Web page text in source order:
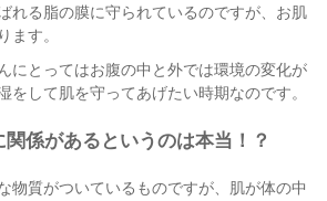
れる脂の膜に守られているのですが、お肌
ます。
にとってはお腹の中と外では環境の変化が
をして肌を守ってあげたい時期なのです。
係があるというのは本当！？
物質がついているものですが、肌が体の中